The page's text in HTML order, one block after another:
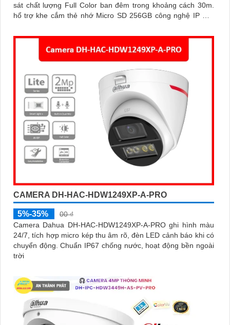
sát chất lượng Full Color ban đêm trong khoảng cách 30m.
hổ trợ khe cắm thẻ nhớ Micro SD 256GB công nghệ IP Wifi
CAMERA DH-HAC-HDW1249XP-A-PRO
5%-35%
00 ₫
Camera Dahua DH-HAC-HDW1249XP-A-PRO ghi hình màu
24/7, tích hợp micro kép thu âm rõ, đèn LED cảnh báo khi có
chuyển động. Chuẩn IP67 chống nước, hoạt động bền ngoài
trời